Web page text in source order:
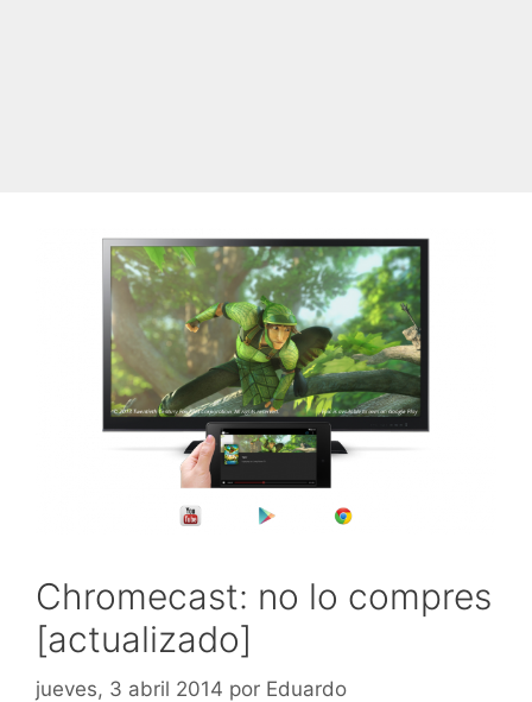
Chromecast: no lo compres
[actualizado]
jueves, 3 abril 2014 por Eduardo